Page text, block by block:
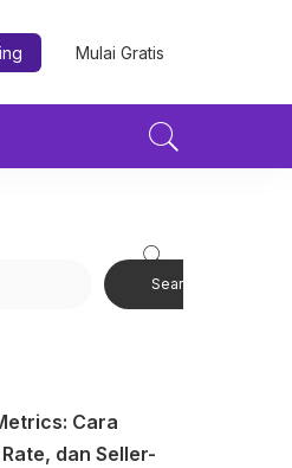
Mulai Gratis
Search
Cara
dan Seller-